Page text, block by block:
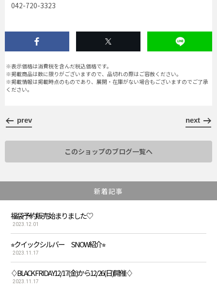
042-720-3323
※表示価格は消費税を含んだ税込価格です。
※掲載商品は数に限りがございますので、品切れの際はご容赦ください。
※掲載情報は掲載時点のものであり、展開・在庫がない場合もございますのでご了承
ください。
prev next
このショップのブログ一覧へ
新着記事
福袋予約販売始まりました♡
2023.12.01
⭐︎クイックシルバー SNOW紹介⭐︎
2023.11.17
♢BLACK FRIDAY12/17(金)から12/26(日)開催♢
2023.11.17